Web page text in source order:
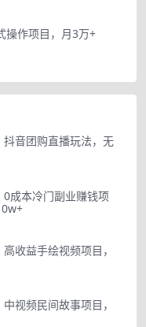
操作项目，月3万+
抖音团购直播玩法，无
0成本冷门副业赚钱项
收益手绘视频项目，
视频民间故事项目，